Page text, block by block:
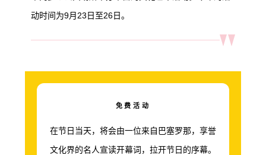
动时间为9月 23 日至26日。
免费活动
在节日当天，将会由一位来自巴塞罗那，享誉
文化界的名人宣读开幕词，拉开节日的序幕。